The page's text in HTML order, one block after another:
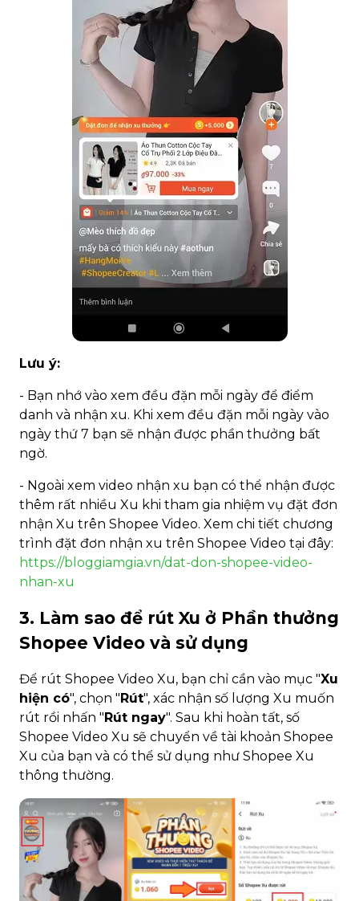
Lưu ý:
- Bạn nhớ vào xem đều đặn mỗi ngày để điểm
danh và nhận xu. Khi xem đều đặn mỗi ngày vào
ngày thứ 7 bạn sẽ nhận được phần thưởng bất
ngờ.
- Ngoài xem video nhận xu bạn có thể nhận được
thêm rất nhiều Xu khi tham gia nhiệm vụ đặt đơn
nhận Xu trên Shopee Video. Xem chi tiết chương
trình đặt đơn nhận xu trên Shopee Video tại đây:
https://bloggiamgia.vn/dat-don-shopee-video-
nhan-xu
3. Làm sao để rút Xu ở Phần thưởng
Shopee Video và sử dụng
Để rút Shopee Video Xu, bạn chỉ cần vào mục "Xu
hiện có", chọn "Rút", xác nhận số lượng Xu muốn
rút rồi nhấn "Rút ngay". Sau khi hoàn tất, số
Shopee Video Xu sẽ chuyển về tài khoản Shopee
Xu của bạn và có thể sử dụng như Shopee Xu
thông thường.